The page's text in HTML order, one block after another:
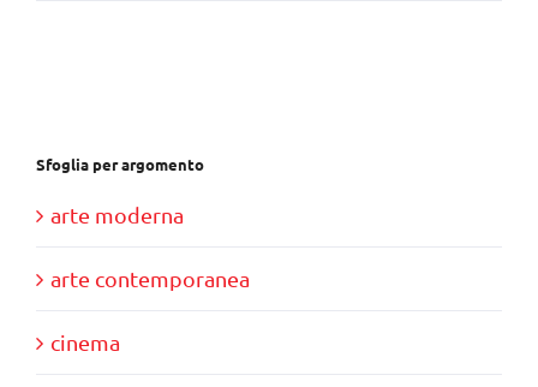
Sfoglia per argomento
arte moderna
arte contemporanea
cinema